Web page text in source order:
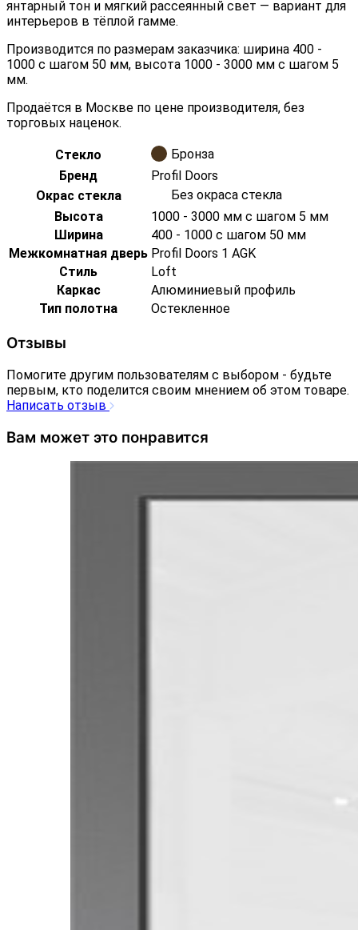
янтарный тон и мягкий рассеянный свет — вариант для
интерьеров в тёплой гамме.
Производится по размерам заказчика: ширина 400 -
1000 с шагом 50 мм, высота 1000 - 3000 мм с шагом 5
мм.
Продаётся в Москве по цене производителя, без
торговых наценок.
Стекло
Бронза
Бренд
Profil Doors
Окрас стекла
Без окраса стекла
Высота
1000 - 3000 мм с шагом 5 мм
Ширина
400 - 1000 с шагом 50 мм
Межкомнатная дверь Profil Doors 1 AGK
Стиль
Loft
Каркас
Алюминиевый профиль
Тип полотна
Остекленное
Отзывы
Помогите другим пользователям с выбором - будьте
первым, кто поделится своим мнением об этом товаре.
Написать отзыв
Вам может это понравится